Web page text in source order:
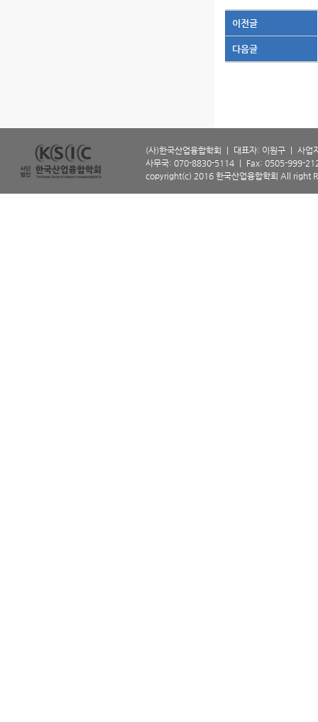
이전글
다음글
(사)한국산업융합학회 ㅣ 대표자: 이원구 ㅣ 사
사무국: 070-8830-5114 ㅣ Fax: 0505-999-
copyright(c) 2016 한국산업융합학회 All right